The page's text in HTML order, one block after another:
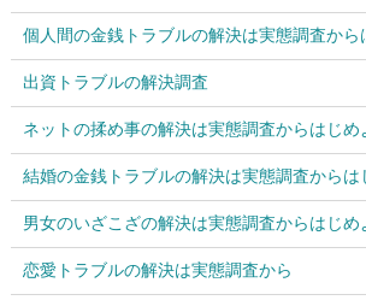
個人間の金銭トラブルの解決は実態調査から
出資トラブルの解決調査
ネットの揉め事の解決は実態調査からはじめ
結婚の金銭トラブルの解決は実態調査からは
男女のいざこざの解決は実態調査からはじめ
恋愛トラブルの解決は実態調査から